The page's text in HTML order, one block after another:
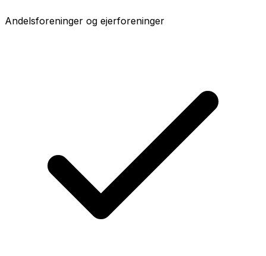
Andelsforeninger og ejerforeninger